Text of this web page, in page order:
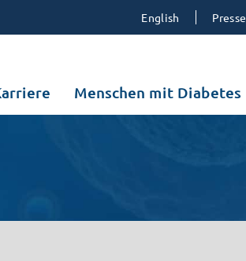
English Presse
Menschen mit Diabetes